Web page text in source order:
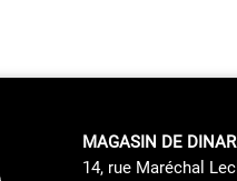
MAGASIN DE
14, rue Maréchal